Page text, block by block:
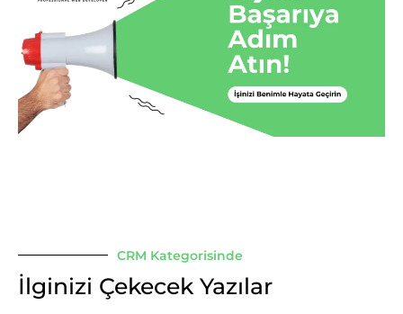
CRM Kategorisinde
İlginizi Çekecek Yazılar